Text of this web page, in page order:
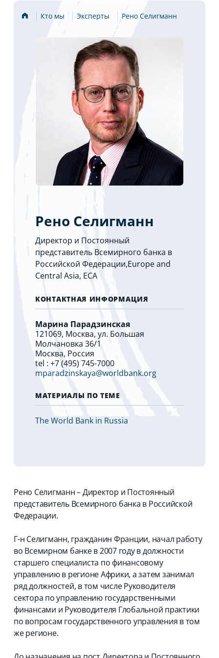
Стартовая
Кто мы Эксперты Рено Селигманн
Рено Селигманн
Директор и Постоянный
представитель Всемирного банка в
Российской Федерации,Europe and
Central Asia, ECA
КОНТАКТНАЯ ИНФОРМАЦИЯ
Марина Парадзинская
121069, Москва, ул. Большая
Молчановка 36/1
Москва, Россия
tel : +7 (495) 745-7000
mparadzinskaya@worldbank.org
МАТЕРИАЛЫ ПО ТЕМЕ
The World Bank in Russia
Рено Селигманн – Директор и Постоянный
представитель Всемирного банка в Российской
Федерации.
Г-н Селигманн, гражданин Франции, начал работу
во Всемирном банке в 2007 году в должности
старшего специалиста по финансовому
управлению в регионе Африки, а затем занимал
ряд должностей, в том числе Руководителя
сектора по управлению государственными
финансами и Руководителя Глобальной практики
по вопросам государственного управления в том
же регионе.